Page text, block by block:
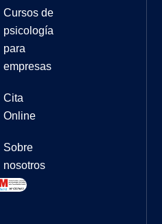
Cursos de
psicología
para
empresas
Cita
Online
Sobre
nosotros